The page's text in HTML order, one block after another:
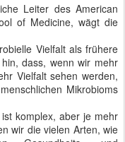
Leiter des American
of Medicine, wägt die
Vielfalt als frühere
dass, wenn wir mehr
Vielfalt sehen werden,
Mikrobioms
komplex, aber je mehr
wir die vielen Arten, wie